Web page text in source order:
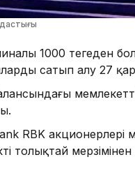
1000 теңгеден
сатып алу 27
RBK акционерлері
толықтай